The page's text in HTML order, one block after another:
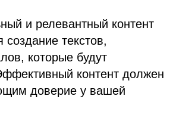
и релевантный контент
текстов,
которые будут
контент должен
доверие у вашей